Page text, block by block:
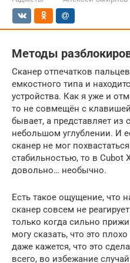
Методы
Сканер отпечатков
емкостного типа и
устройства. Как я уже и
то не совмещён с
бывает, а представляет из
небольшом углублении. И
сканер не мог
стабильностью, то в Cubot
довольно… необычно.
Есть такое ощущение, что
сканер совсем не
только когда сильно
могу сказать, что это
даже кажется, что это
всего, во избежание